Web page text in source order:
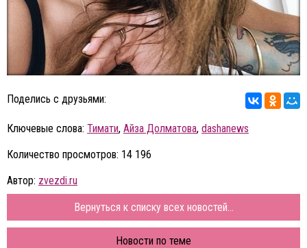
Поделись с друзьями:
Ключевые слова: Тимати, Айза Долматова, dashanews
Количество просмотров: 14 196
Автор: zvezdi.ru
Вернуться к списку всех новостей...
Новости по теме